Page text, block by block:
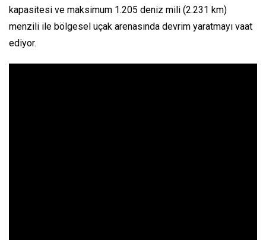
kapasitesi ve maksimum 1.205 deniz mili (2.231 km)
menzili ile bölgesel uçak arenasında devrim yaratmayı vaat
ediyor.